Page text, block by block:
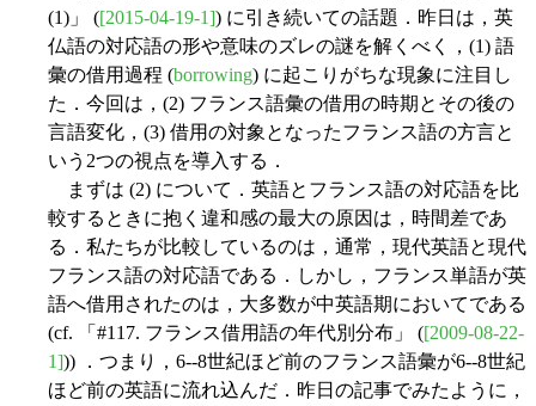
(1)」 ([2015-04-19-1]) に引き続いての話題．昨日は，英
仏語の対応語の形や意味のズレの謎を解くべく，(1) 語
彙の借用過程 (borrowing) に起こりがちな現象に注目し
た．今回は，(2) フランス語彙の借用の時期とその後の
言語変化，(3) 借用の対象となったフランス語の方言と
いう2つの視点を導入する．
まずは (2) について．英語とフランス語の対応語を比
較するときに抱く違和感の最大の原因は，時間差であ
る．私たちが比較しているのは，通常，現代英語と現代
フランス語の対応語である．しかし，フランス単語が英
語へ借用されたのは，大多数が中英語期においてである
(cf. 「#117. フランス借用語の年代別分布」 ([2009-08-22-
1])) ．つまり，6--8世紀ほど前のフランス語彙が6--8世紀
ほど前の英語に流れ込んだ．昨日の記事でみたように，